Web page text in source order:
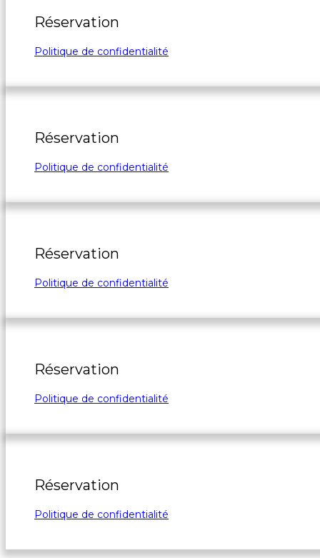
Réservation
Politique de confidentialité
Réservation
Politique de confidentialité
Réservation
Politique de confidentialité
Réservation
Politique de confidentialité
Réservation
Politique de confidentialité